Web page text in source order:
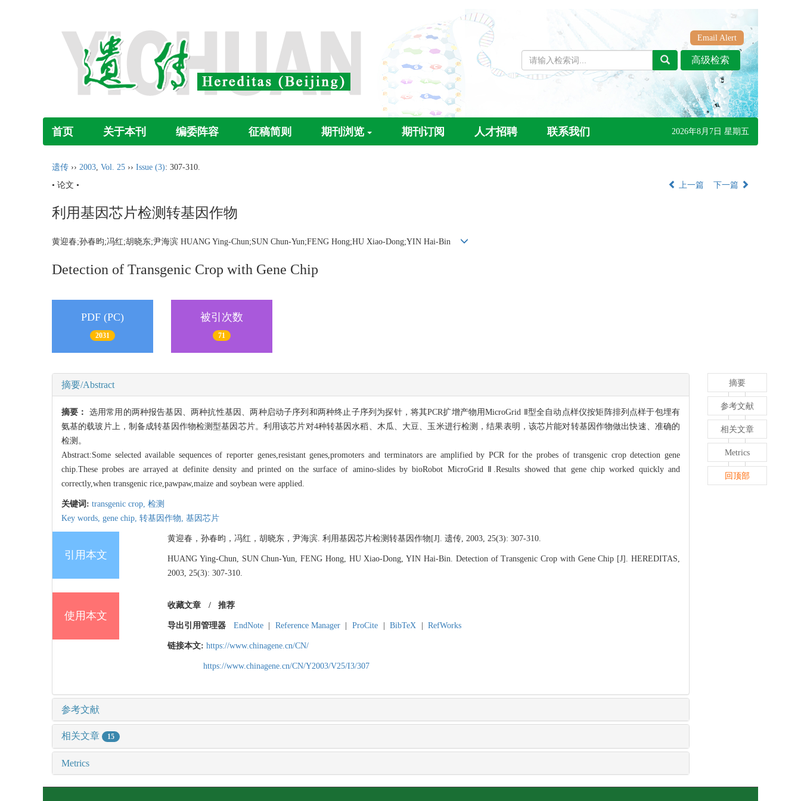
Email Alert
首页 关于本刊 编委阵容 征稿简则 期刊浏览 期刊订阅 人才招聘 联系我们 2026年8月7日 星期五
遗传 ›› 2003, Vol. 25 ›› Issue (3): 307-310.
• 论文 •
上一篇 下一篇
利用基因芯片检测转基因作物
黄迎春;孙春昀;冯红;胡晓东;尹海滨 HUANG Ying-Chun;SUN Chun-Yun;FENG Hong;HU Xiao-Dong;YIN Hai-Bin
Detection of Transgenic Crop with Gene Chip
PDF (PC)
2031
被引次数
71
摘要/Abstract
摘要： 选用常用的两种报告基因、两种抗性基因、两种启动子序列和两种终止子序列为探针，将其PCR扩增产物用MicroGrid Ⅱ型全自动点样仪按矩阵排列点样于包埋有
氨基的载玻片上，制备成转基因作物检测型基因芯片。利用该芯片对4种转基因水稻、木瓜、大豆、玉米进行检测，结果表明，该芯片能对转基因作物做出快速、准确的
检测。
Abstract:Some selected available sequences of reporter genes,resistant genes,promoters and terminators are amplified by PCR for the probes of transgenic crop detection gene
chip.These probes are arrayed at definite density and printed on the surface of amino-slides by bioRobot MicroGrid Ⅱ.Results showed that gene chip worked quickly and
correctly,when transgenic rice,pawpaw,maize and soybean were applied.
关键词: transgenic crop, 检测
Key words, gene chip, 转基因作物, 基因芯片
引用本文
黄迎春，孙春昀，冯红，胡晓东，尹海滨. 利用基因芯片检测转基因作物[J]. 遗传, 2003, 25(3): 307-310.
HUANG Ying-Chun, SUN Chun-Yun, FENG Hong, HU Xiao-Dong, YIN Hai-Bin. Detection of Transgenic Crop with Gene Chip [J]. HEREDITAS,
2003, 25(3): 307-310.
使用本文
收藏文章 / 推荐
导出引用管理器 EndNote Reference Manager ProCite BibTeX RefWorks
链接本文: https://www.chinagene.cn/CN/
https://www.chinagene.cn/CN/Y2003/V25/I3/307
参考文献
相关文章 15
Metrics
摘要
参考文献
相关文章
Metrics
回顶部